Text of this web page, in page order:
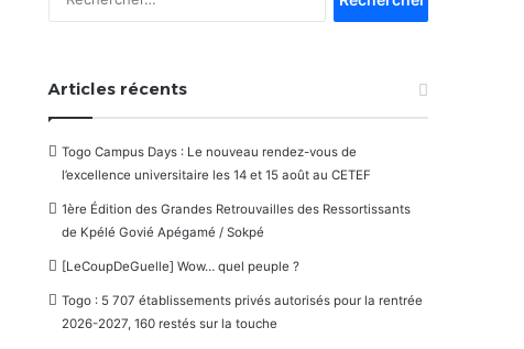
Articles récents
Togo Campus Days : Le nouveau rendez-vous de
l’excellence universitaire les 14 et 15 août au CETEF
1ère Édition des Grandes Retrouvailles des Ressortissants
de Kpélé Govié Apégamé / Sokpé
[LeCoupDeGuelle] Wow… quel peuple ?
Togo : 5 707 établissements privés autorisés pour la rentrée
2026-2027, 160 restés sur la touche